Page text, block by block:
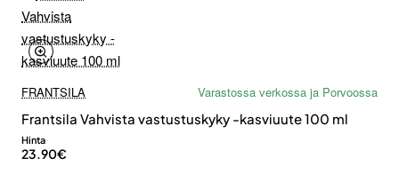
FRANTSILA
Varastossa verkossa ja Porvoossa
Frantsila Vahvista vastustuskyky -kasviuute 100 ml
Hinta
23.90€